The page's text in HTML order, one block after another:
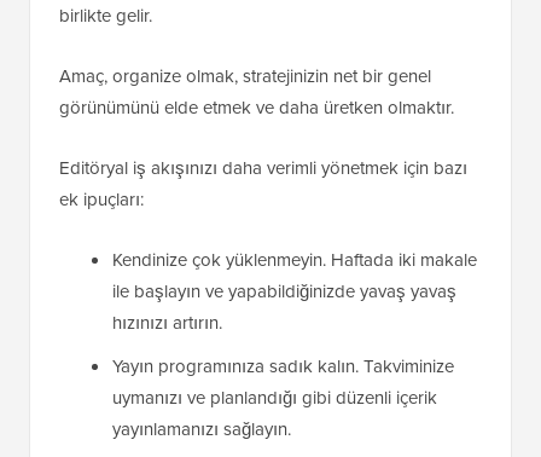
birlikte gelir.
Amaç, organize olmak, stratejinizin net bir genel
görünümünü elde etmek ve daha üretken olmaktır.
Editöryal iş akışınızı daha verimli yönetmek için bazı
ek ipuçları:
Kendinize çok yüklenmeyin. Haftada iki makale
ile başlayın ve yapabildiğinizde yavaş yavaş
hızınızı artırın.
Yayın programınıza sadık kalın. Takviminize
uymanızı ve planlandığı gibi düzenli içerik
yayınlamanızı sağlayın.